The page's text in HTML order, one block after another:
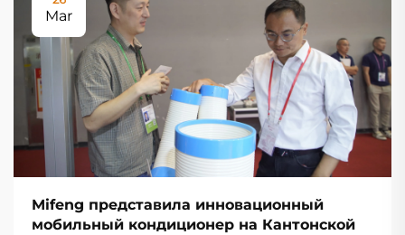
Mar
Mifeng представила инновационный
мобильный кондиционер на Кантонской